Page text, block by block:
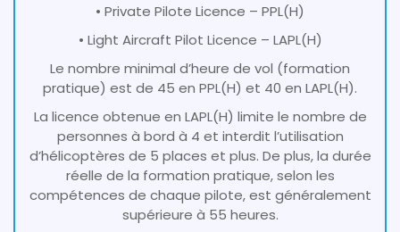
• Private Pilote Licence – PPL(H)
• Light Aircraft Pilot Licence – LAPL(H)
Le nombre minimal d’heure de vol (formation
pratique) est de 45 en PPL(H) et 40 en LAPL(H).
La licence obtenue en LAPL(H) limite le nombre de
personnes à bord à 4 et interdit l’utilisation
d’hélicoptères de 5 places et plus. De plus, la durée
réelle de la formation pratique, selon les
compétences de chaque pilote, est généralement
supérieure à 55 heures.